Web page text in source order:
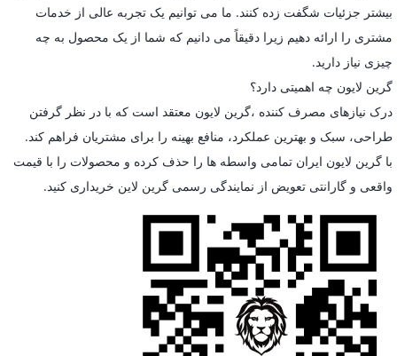
بیشتر جزئیات شگفت زده کنند. ما می توانیم یک تجربه عالی از خدمات
مشتری را ارائه دهیم زیرا دقیقاً می دانیم که شما از یک محصول به چه
چیزی نیاز دارید.
گرین لایون چه اهمیتی دارد؟
درک نیازهای مصرف کننده ،گرین لایون معتقد است که با در نظر گرفتن
طراحی، سبک و بهترین عملکرد، منافع بهینه را برای مشتریان فراهم کند.
با گرین لایون ایران تمامی واسطه ها را حذف کرده و محصولات را با قیمت
واقعی و گارانتی تعویض از نمایندگی رسمی گرین لاین خریداری کنید.